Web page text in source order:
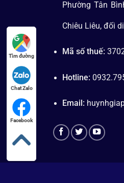
Phường Tân
Chiêu Liêu, đối
Mã số thuế:
Hotline:
Email:
Tìm đường
Chat Zalo
Facebook